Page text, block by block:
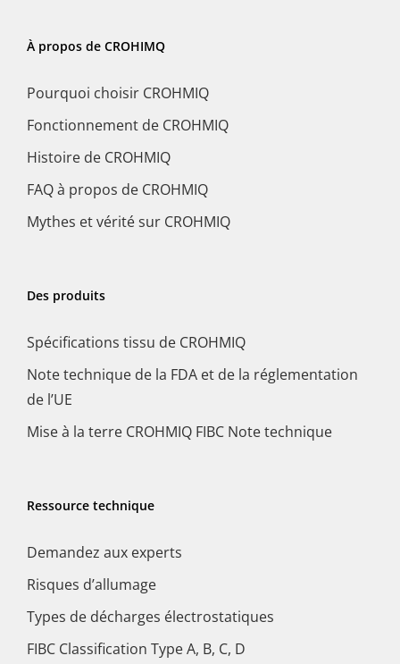
À propos de CROHIMQ
Pourquoi choisir CROHMIQ
Fonctionnement de CROHMIQ
Histoire de CROHMIQ
FAQ à propos de CROHMIQ
Mythes et vérité sur CROHMIQ
Des produits
Spécifications tissu de CROHMIQ
Note technique de la FDA et de la réglementation
de l’UE
Mise à la terre CROHMIQ FIBC Note technique
Ressource technique
Demandez aux experts
Risques d’allumage
Types de décharges électrostatiques
FIBC Classification Type A, B, C, D